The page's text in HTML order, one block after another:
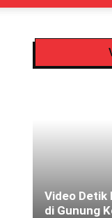
Video Detik
di Gunung